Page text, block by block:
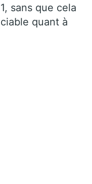
sans que cela
quant à